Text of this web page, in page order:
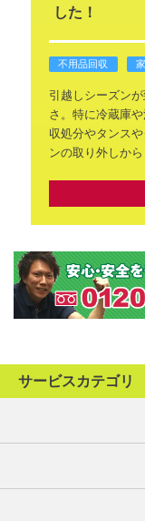
した！
不用品回収
引越しシーズン
さ。特に冷蔵庫
収処分やタンス
ンの取り外しか
サービスカテゴリ